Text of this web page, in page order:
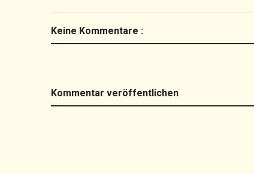
Keine Kommentare :
Kommentar veröffentlichen